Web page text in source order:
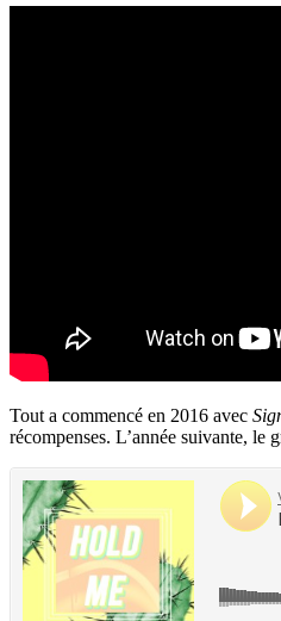
Tout a commencé en 2016 avec
récompenses. L’année suivante, le